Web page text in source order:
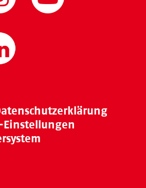
Einstellungen